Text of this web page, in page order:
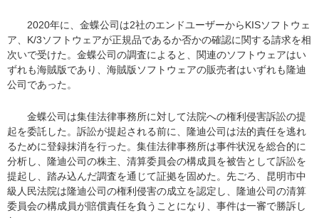
2020年に、金蝶公司は2社のエンドユーザーからKISソフトウェ
ア、K/3ソフトウェアが正規品であるか否かの確認に関する請求を相
次いで受けた。金蝶公司の調査によると、関連のソフトウェアはい
ずれも海賊版であり、海賊版ソフトウェアの販売者はいずれも隆迪
公司であった。
金蝶公司は集佳法律事務所に対して法院への権利侵害訴訟の提
起を委託した。訴訟が提起される前に、隆迪公司は法的責任を逃れ
るために登録抹消を行った。集佳法律事務所は事件状況を総合的に
分析し、隆迪公司の株主、清算委員会の構成員を被告として訴訟を
提起し、踏み込んだ調査を通じて証拠を固めた。先ごろ、昆明市中
級人民法院は隆迪公司の権利侵害の成立を認定し、隆迪公司の清算
委員会の構成員が賠償責任を負うことになり、事件は一審で勝訴し